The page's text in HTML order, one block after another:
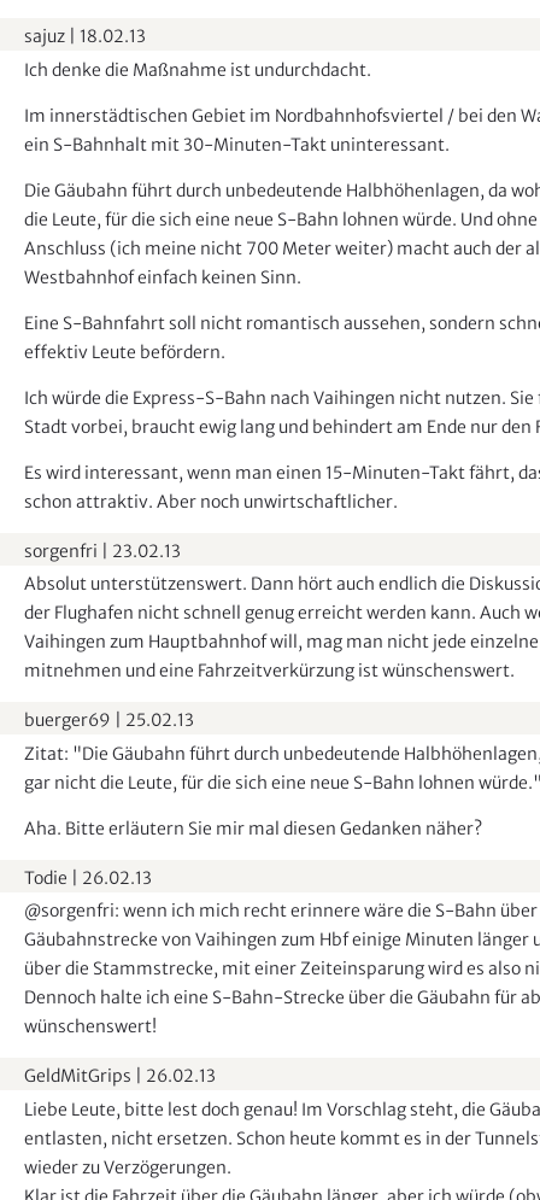
sajuz
18.02.13
Ich denke die Maßnahme ist undurchdacht.
Im innerstädtischen Gebiet im Nordbahnhofsviertel / bei den
ein S-Bahnhalt mit 30-Minuten-Takt uninteressant.
Die Gäubahn führt durch unbedeutende Halbhöhenlagen, da
die Leute, für die sich eine neue S-Bahn lohnen würde. Und
Anschluss (ich meine nicht 700 Meter weiter) macht auch der
Westbahnhof einfach keinen Sinn.
Eine S-Bahnfahrt soll nicht romantisch aussehen, sondern
effektiv Leute befördern.
Ich würde die Express-S-Bahn nach Vaihingen nicht nutzen.
Stadt vorbei, braucht ewig lang und behindert am Ende nur den
Es wird interessant, wenn man einen 15-Minuten-Takt fährt,
schon attraktiv. Aber noch unwirtschaftlicher.
sorgenfri
23.02.13
Absolut unterstützenswert. Dann hört auch endlich die
der Flughafen nicht schnell genug erreicht werden kann. Auch
Vaihingen zum Hauptbahnhof will, mag man nicht jede
mitnehmen und eine Fahrzeitverkürzung ist wünschenswert.
buerger69
25.02.13
Zitat: "Die Gäubahn führt durch unbedeutende
gar nicht die Leute, für die sich eine neue S-Bahn lohnen
Aha. Bitte erläutern Sie mir mal diesen Gedanken näher?
Todie
26.02.13
@sorgenfri: wenn ich mich recht erinnere wäre die S-Bahn über
Gäubahnstrecke von Vaihingen zum Hbf einige Minuten länger
über die Stammstrecke, mit einer Zeiteinsparung wird es also
Dennoch halte ich eine S-Bahn-Strecke über die Gäubahn für
wünschenswert!
GeldMitGrips
26.02.13
Liebe Leute, bitte lest doch genau! Im Vorschlag steht, die
entlasten, nicht ersetzen. Schon heute kommt es in der
wieder zu Verzögerungen.